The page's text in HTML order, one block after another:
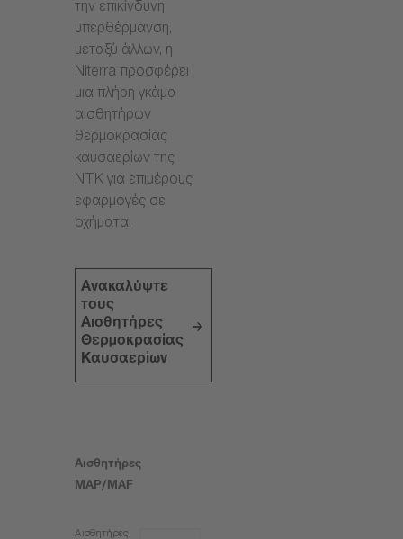
την επικίνδυνη
υπερθέρμανση,
μεταξύ άλλων, η
Niterra προσφέρει
μια πλήρη γκάμα
αισθητήρων
θερμοκρασίας
καυσαερίων της
NTK για επιμέρους
εφαρμογές σε
οχήματα.
Ανακαλύψτε
τους
Αισθητήρες
Θερμοκρασίας
Καυσαερίων
Αισθητήρες
MAP/MAF
Αισθητήρες